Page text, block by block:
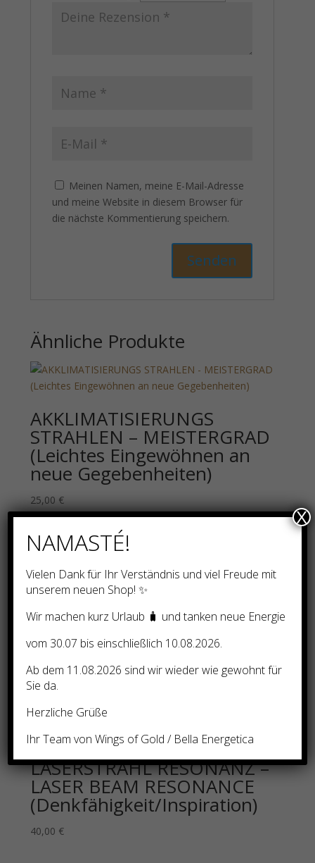
Meinen Namen, meine E-Mail-Adresse
und meine Website in diesem Browser für
die nächste Kommentierung speichern.
Ähnliche Produkte
AKKLIMATISIERUNGS
STRAHLEN – MEISTERGRAD
(Leichtes Eingewöhnen an
neue Gegebenheiten)
25,00 €
TIEFE MENTALE
ZUWENDUNG – MENTAL
DEEP CARE (Hilfe bei
Depression)
40,00 €
LASERSTRAHL RESONANZ –
LASER BEAM RESONANCE
(Denkfähigkeit/Inspiration)
40,00 €
NAMASTÉ!
Vielen Dank für Ihr Verständnis und viel Freude mit
unserem neuen Shop! ✨
Wir machen kurz Urlaub 🧳 und tanken neue Energie
vom 30.07 bis einschließlich 10.08.2026.
Ab dem 11.08.2026 sind wir wieder wie gewohnt für
Sie da.
Herzliche Grüße
Ihr Team von Wings of Gold / Bella Energetica
X